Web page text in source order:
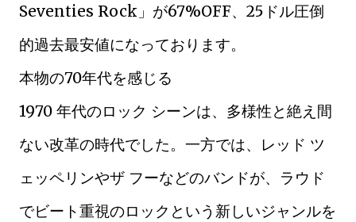
Seventies Rock」が67%OFF、25ドル圧倒
的過去最安値になっております。
本物の70年代を感じる
1970 年代のロック シーンは、多様性と絶え間
ない改革の時代でした。一方では、レッド ツ
ェッペリンやザ フーなどのバンドが、ラウド
でビート重視のロックという新しいジャンルを